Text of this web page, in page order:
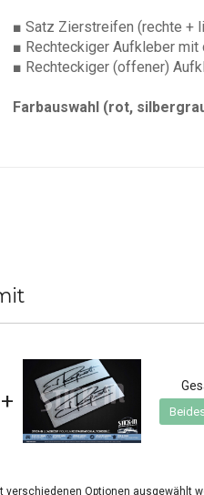
■ Satz Zierstreifen (rechte +
■ Rechteckiger Aufkleber mit
■ Rechteckiger (offener)
Farbauswahl (rot,
+
verschiedenen Optionen ausgewählt